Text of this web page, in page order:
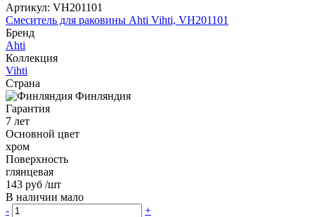
Артикул: VH201101
Смеситель для раковины Ahti Vihti, VH201101
Бренд
Ahti
Коллекция
Vihti
Страна
Финляндия
Гарантия
7 лет
Основной цвет
хром
Поверхность
глянцевая
143 руб /шт
В наличии мало
-
+